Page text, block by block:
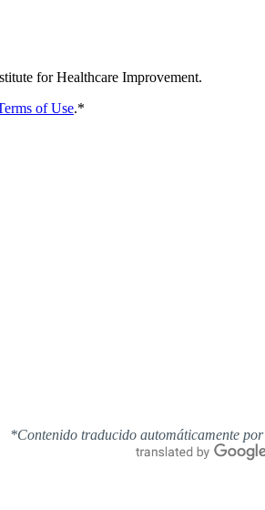
for Healthcare Improvement.
of Use.*
*Contenido traducido automáticamente